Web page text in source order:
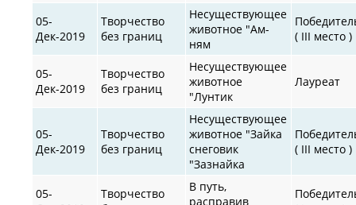
05-
Дек-2019
Творчество
без границ
Несуществующее
животное "Ам-
ням
( III место )
05-
Дек-2019
Творчество
без границ
Несуществующее
животное
"Лунтик
Лауреат
05-
Дек-2019
Творчество
без границ
Несуществующее
животное "Зайка
снеговик
"Зазнайка
( III место )
05-
Творчество
В путь,
расправив